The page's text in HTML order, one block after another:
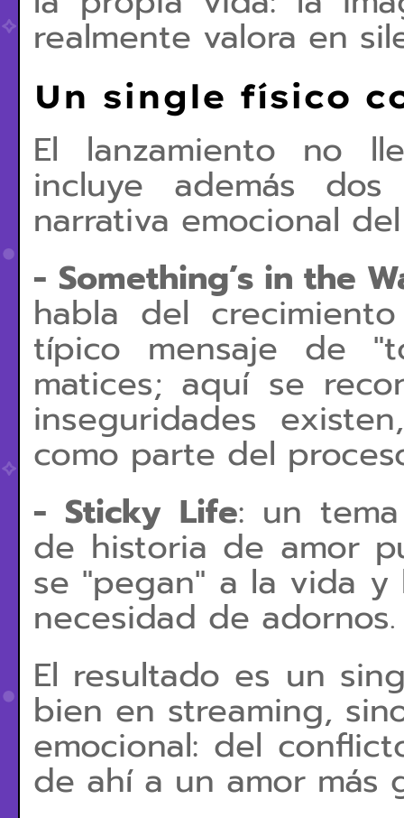
realmente valora en
Un single físico
El lanzamiento no
incluye además
narrativa emocional
- Something’s in the
habla del
típico mensaje de
matices; aquí se
inseguridades
como parte del
- Sticky Life: un
de historia de amor
se "pegan" a la vida y
necesidad de adornos.
El resultado es un
bien en streaming,
emocional: del
de ahí a un amor más